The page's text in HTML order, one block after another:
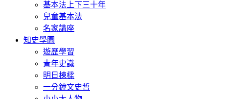
基本法上下三十年
兒童基本法
名家講座
知史學園
遊歷學習
青年史識
明日棟樑
一分鐘文史哲